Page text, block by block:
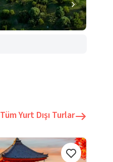
Tüm Yurt Dışı Turlar